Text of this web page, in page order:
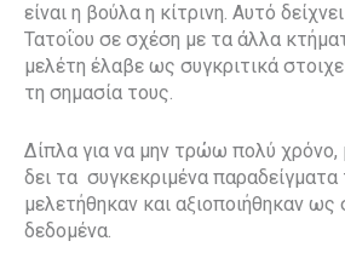
είναι η βούλα η κίτρινη. Αυτό
Τατοΐου σε σχέση με τα άλλα
μελέτη έλαβε ως συγκριτικά
τη σημασία τους.
Δίπλα για να μην τρώω πολύ χρόνο,
δει τα συγκεκριμένα παραδείγματα
μελετήθηκαν και αξιοποιήθηκαν ως
δεδομένα.